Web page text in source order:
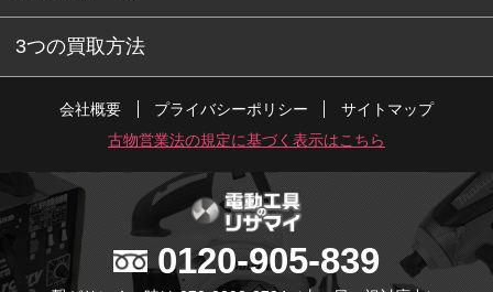
3つの買取方法
会社概要 プライバシーポリシー
サイトマップ
古物営業法の規定に基づく表示はこちら
0120-905-839